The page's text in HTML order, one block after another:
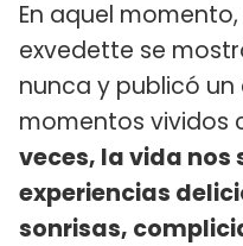
En aquel
exvedette se
nunca y publicó
momentos vividos
veces, la vida nos
experiencias
sonrisas,